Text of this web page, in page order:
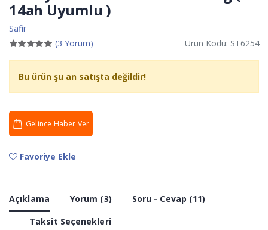
14ah Uyumlu )
Safir
(3 Yorum)
Ürün Kodu: ST6254
Bu ürün şu an satışta değildir!
Gelince Haber Ver
Favoriye Ekle
Açıklama Yorum (3)
Soru - Cevap (11)
Taksit Seçenekleri